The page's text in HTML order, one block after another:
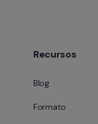
Recursos
Blog
Formato